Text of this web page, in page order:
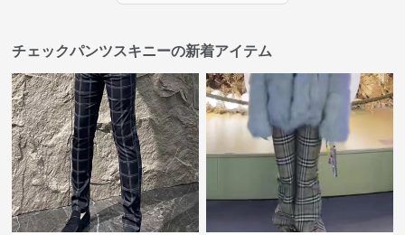
チェックパンツスキニーの新着アイテム